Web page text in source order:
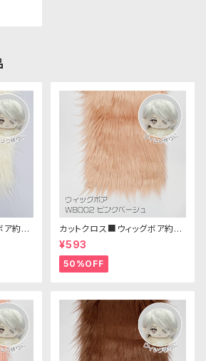
ア約8c
ア生
カットクロス■ウィッグボア約8c
m(ピンクベージュ)WB002ボア
生地 25cm × 45cm
¥593
50%OFF